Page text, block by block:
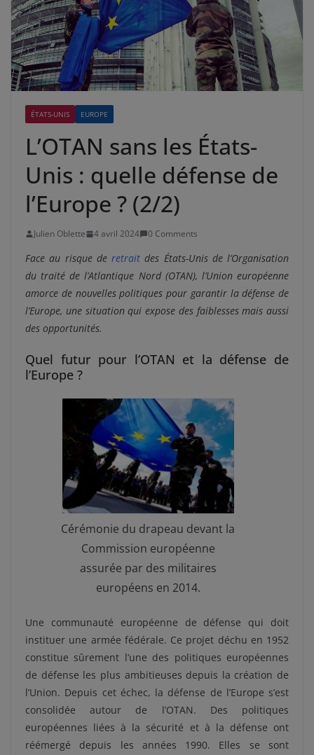
ÉTATS-UNIS EUROPE
L’OTAN sans les États-
Unis : quelle défense de
l’Europe ? (2/2)
Julien Oblette 4 avril 2024 0 Comments
Face au risque de retrait des États-Unis de l’Organisation
du traité de l’Atlantique Nord (OTAN), l’Union européenne
amorce de nouvelles politiques pour garantir la défense de
l’Europe, une situation qui expose des faiblesses mais aussi
des opportunités.
Quel futur pour l’OTAN et la défense de
l’Europe ?
Cérémonie du drapeau devant la
Commission européenne
assurée par des militaires
européens en 2014.
Une communauté européenne de défense qui doit
instituer une armée fédérale. Ce projet déchu en 1952
constitue sûrement l’une des politiques européennes
de défense les plus ambitieuses depuis la création de
l’Union. Depuis cet échec, la défense de l’Europe s’est
consolidée autour de l’OTAN. Des politiques
européennes liées à la sécurité et à la défense ont
réémergé depuis les années 1990. Elles se sont